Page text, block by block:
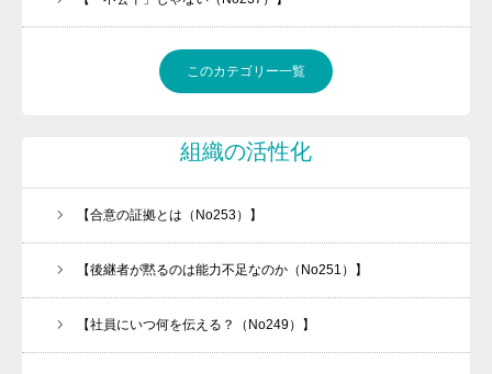
このカテゴリー一覧
組織の活性化
【合意の証拠とは（No253）】
【後継者が黙るのは能力不足なのか（No251）】
【社員にいつ何を伝える？（No249）】